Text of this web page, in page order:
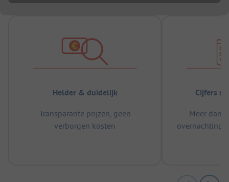
Helder & duidelijk
Transparante prijzen, geen
verborgen kosten
Cijfers
Meer dan